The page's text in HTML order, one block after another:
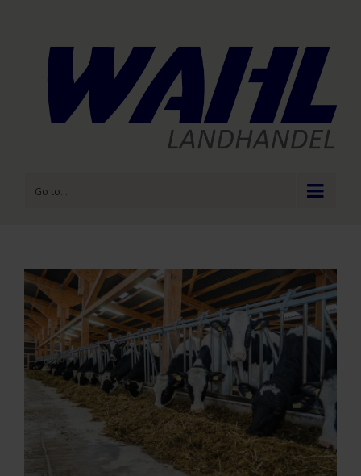
Go to...